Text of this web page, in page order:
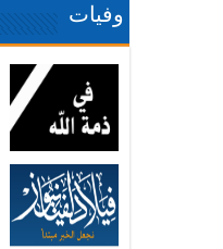
وفيات